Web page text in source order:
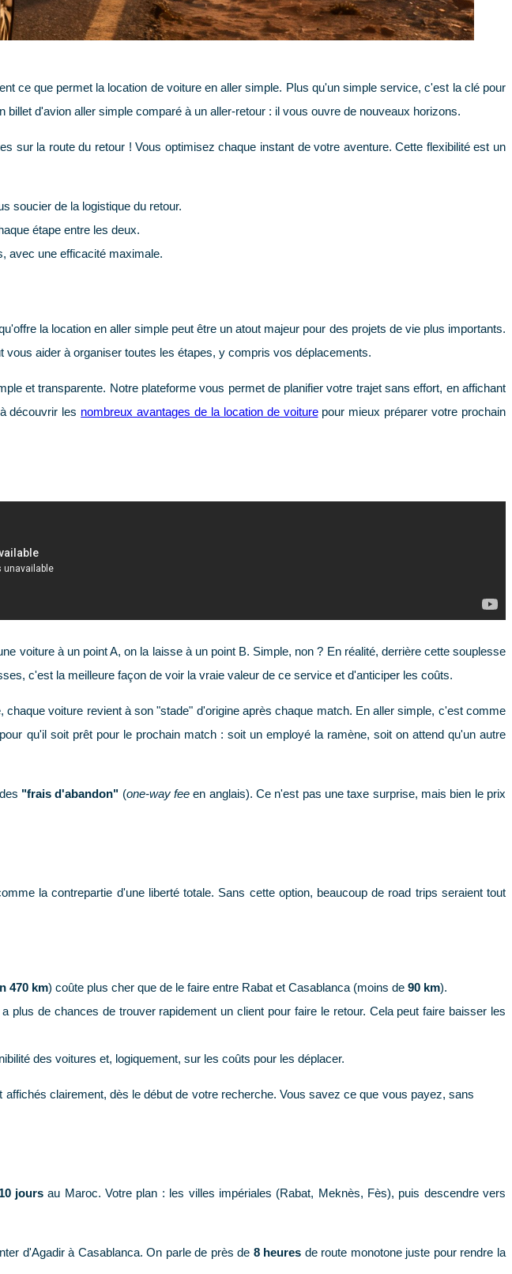
ce que permet la location de voiture en aller simple. Plus qu'un simple service, c'est la clé pour
d'avion aller simple comparé à un aller-retour : il vous ouvre de nouveaux horizons.
sur la route du retour ! Vous optimisez chaque instant de votre aventure. Cette flexibilité est un
soucier de la logistique du retour.
étape entre les deux.
avec une efficacité maximale.
la location en aller simple peut être un atout majeur pour des projets de vie plus importants.
vous aider à organiser toutes les étapes, y compris vos déplacements.
et transparente. Notre plateforme vous permet de planifier votre trajet sans effort, en affichant
découvrir les nombreux avantages de la location de voiturepour mieux préparer votre prochain
voiture à un point A, on la laisse à un point B. Simple, non ? En réalité, derrière cette souplesse
c'est la meilleure façon de voir la vraie valeur de ce service et d'anticiper les coûts.
voiture revient à son "stade" d'origine après chaque match. En aller simple, c'est comme
qu'il soit prêt pour le prochain match : soit un employé la ramène, soit on attend qu'un autre
"frais d'abandon" (one-way feeen anglais). Ce n'est pas une taxe surprise, mais bien le prix
la contrepartie d'une liberté totale. Sans cette option, beaucoup de road trips seraient tout
470 km) coûte plus cher que de le faire entre Rabat et Casablanca (moins de 90 km).
de chances de trouver rapidement un client pour faire le retour. Cela peut faire baisser les
des voitures et, logiquement, sur les coûts pour les déplacer.
clairement, dès le début de votre recherche. Vous savez ce que vous payez, sans
10 jours au Maroc. Votre plan : les villes impériales (Rabat, Meknès, Fès), puis descendre vers
d'Agadir à Casablanca. On parle de près de 8 heures de route monotone juste pour rendre la